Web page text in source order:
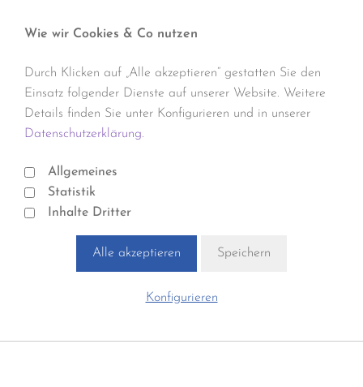
Wie wir Cookies & Co nutzen
Durch Klicken auf „Alle akzeptieren“ gestatten Sie den
Einsatz folgender Dienste auf unserer Website. Weitere
Details finden Sie unter Konfigurieren und in unserer
Datenschutzerklärung.
Allgemeines
Statistik
Inhalte Dritter
Alle akzeptieren Speichern
Konfigurieren